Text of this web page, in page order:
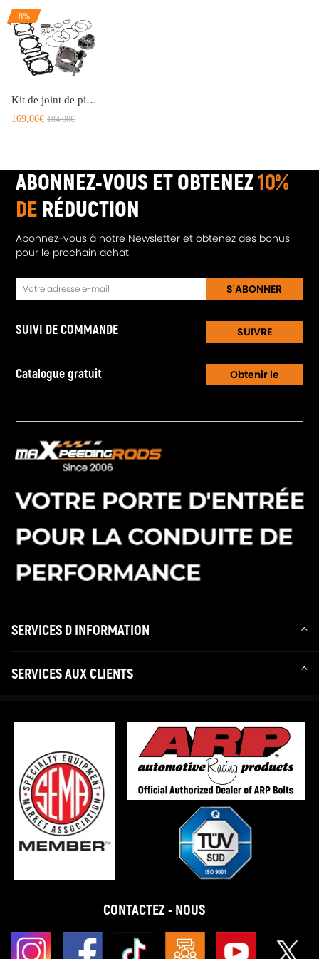
8%
Kit de joint de piston de cylindre Big Bore 94mm compatible pour Suzuki LTZ 400/434cc 03-14
169,00€ 184,00€
ABONNEZ-VOUS ET OBTENEZ10%
DE RÉDUCTION
Abonnez-vous à notre Newsletter et obtenez des bonus
pour le prochain achat
S'ABONNER
SUIVI DE COMMANDE SUIVRE
Catalogue gratuit
Obtenir le
SERVICES D INFORMATION
SERVICES AUX CLIENTS
CONTACTEZ - NOUS